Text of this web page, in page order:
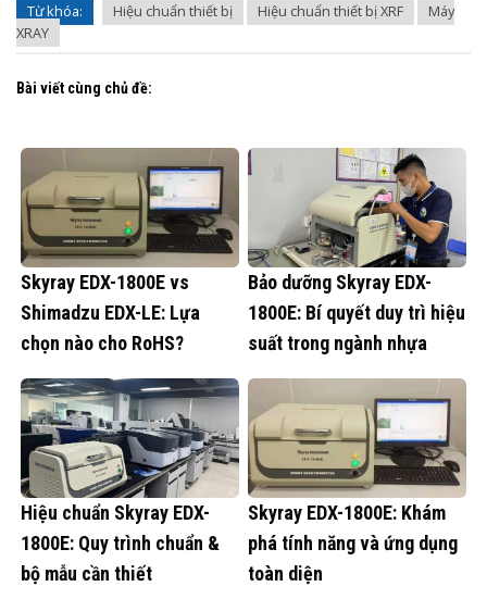
Từ khóa:
Hiệu chuẩn thiết bị Hiệu chuẩn thiết bị XRF
Máy
XRAY
Bài viết cùng chủ đề:
Skyray EDX-1800E vs
Shimadzu EDX-LE: Lựa
chọn nào cho RoHS?
Bảo dưỡng Skyray EDX-
1800E: Bí quyết duy trì hiệu
suất trong ngành nhựa
Hiệu chuẩn Skyray EDX-
1800E: Quy trình chuẩn &
bộ mẫu cần thiết
Skyray EDX-1800E: Khám
phá tính năng và ứng dụng
toàn diện